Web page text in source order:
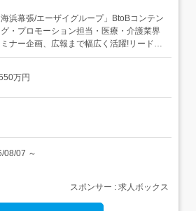
海浜幕張/エーザイグループ」BtoBコンテン
・プロモーション担当・医療・介護業界
ナー企画、広報まで幅広く活躍!リード獲
牽引する、裁量の大きいポジションで
ン問わず、サービスの認知拡大からリー
万円
08/07 ～
スポンサー : 求人ボックス